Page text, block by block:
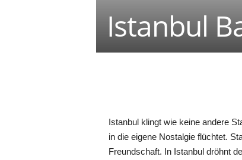
Istanbul
Istanbul klingt wie keine andere
in die eigene Nostalgie flüchtet.
Freundschaft. In Istanbul dröhnt